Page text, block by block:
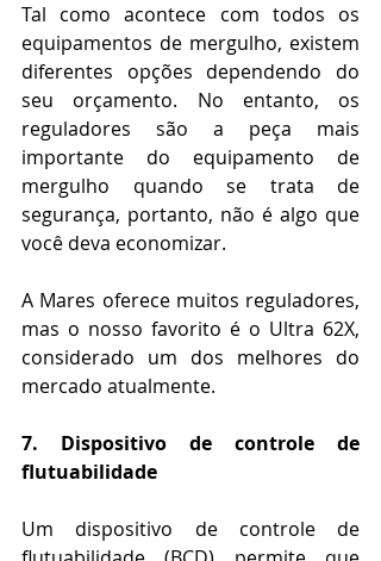
Tal como acontece com todos os
equipamentos de mergulho, existem
diferentes opções dependendo do
seu orçamento. No entanto, os
reguladores são a peça mais
importante do equipamento de
mergulho quando se trata de
segurança, portanto, não é algo que
você deva economizar.
A Mares oferece muitos reguladores,
mas o nosso favorito é o Ultra 62X,
considerado um dos melhores do
mercado atualmente.
7. Dispositivo de controle de
flutuabilidade
Um dispositivo de controle de